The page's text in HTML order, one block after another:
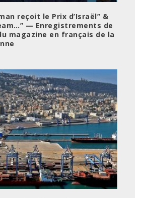
reçoit le Prix d’Israël” &
— Enregistrements de
magazine en français de la